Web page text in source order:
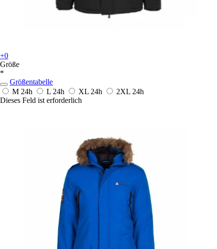
+0
Größe
*
Größentabelle
M 24h L 24h XL 24h 2XL 24h
Dieses Feld ist erforderlich